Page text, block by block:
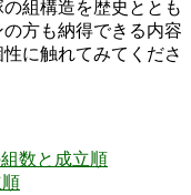
組構造を歴史ととも
方も納得できる内容
に触れてみてくださ
数と成立順